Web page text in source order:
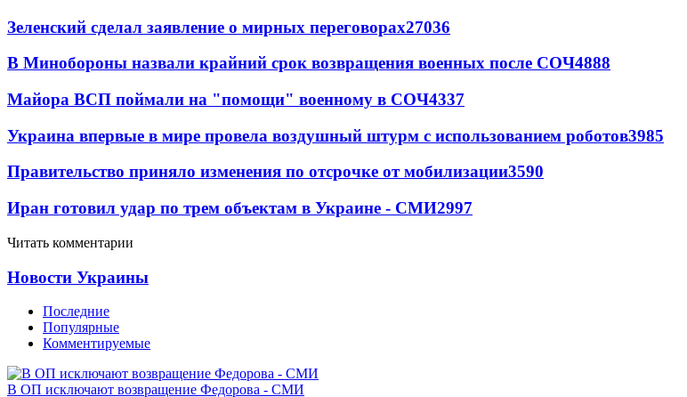
Зеленский сделал заявление о мирных переговорах27036
В Минобороны назвали крайний срок возвращения военных после СОЧ4888
Майора ВСП поймали на "помощи" военному в СОЧ4337
Украина впервые в мире провела воздушный штурм с использованием роботов3985
Правительство приняло изменения по отсрочке от мобилизации3590
Иран готовил удар по трем объектам в Украине - СМИ2997
Читать комментарии
Новости Украины
Последние
Популярные
Комментируемые
В ОП исключают возвращение Федорова - СМИ